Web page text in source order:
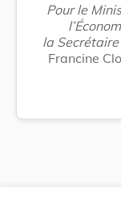
Pour le
la Secrétaire
Francine